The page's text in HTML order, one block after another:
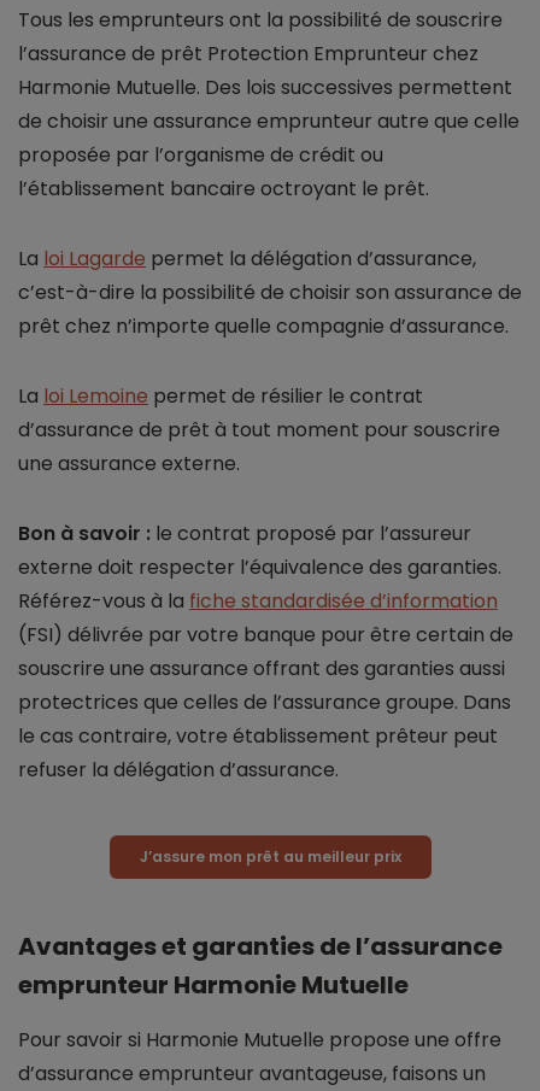
Tous les emprunteurs ont la possibilité de souscrire
l’assurance de prêt Protection Emprunteur chez
Harmonie Mutuelle. Des lois successives permettent
de choisir une assurance emprunteur autre que celle
proposée par l’organisme de crédit ou
l’établissement bancaire octroyant le prêt.
La loi Lagarde permet la délégation d’assurance,
c’est-à-dire la possibilité de choisir son assurance de
prêt chez n’importe quelle compagnie d’assurance.
La loi Lemoine permet de résilier le contrat
d’assurance de prêt à tout moment pour souscrire
une assurance externe.
Bon à savoir : le contrat proposé par l’assureur
externe doit respecter l’équivalence des garanties.
Référez-vous à la fiche standardisée d’information
(FSI) délivrée par votre banque pour être certain de
souscrire une assurance offrant des garanties aussi
protectrices que celles de l’assurance groupe. Dans
le cas contraire, votre établissement prêteur peut
refuser la délégation d’assurance.
J’assure mon prêt au meilleur prix
Avantages et garanties de l’assurance
emprunteur Harmonie Mutuelle
Pour savoir si Harmonie Mutuelle propose une offre
d’assurance emprunteur avantageuse, faisons un